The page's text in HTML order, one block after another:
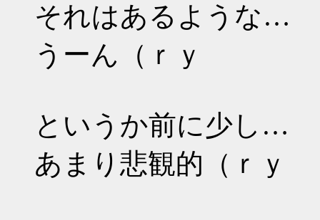
それはあるような…
うーん（ｒｙ
というか前に少し…
あまり悲観的（ｒｙ